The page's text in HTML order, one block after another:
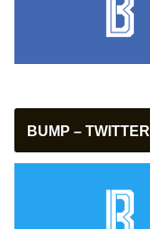
BUMP – TWITTER